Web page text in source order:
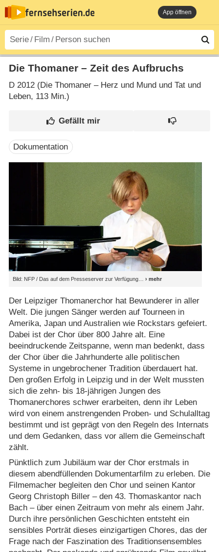
App öffnen
Die Thomaner – Zeit des Aufbruchs
D2012 (Die Thomaner – Herz und Mund und Tat und
Leben‎, 113 Min.)
Dokumentation
Bild: NFP /​ Das auf dem Presseserver zur Verfügung
Der Leipziger Thomanerchor hat Bewunderer in aller
Welt. Die jungen Sänger werden auf Tourneen in
Amerika, Japan und Australien wie Rockstars gefeiert.
Dabei ist der Chor über 800 Jahre alt. Eine
beeindruckende Zeitspanne, wenn man bedenkt, dass
der Chor über die Jahrhunderte alle politischen
Systeme in ungebrochener Tradition überdauert hat.
Den großen Erfolg in Leipzig und in der Welt mussten
sich die zehn- bis 18-jährigen Jungen des
Thomanerchores schwer erarbeiten, denn ihr Leben
wird von einem anstrengenden Proben- und Schulalltag
bestimmt und ist geprägt von den Regeln des Internats
und dem Gedanken, dass vor allem die Gemeinschaft
zählt.
Pünktlich zum Jubiläum war der Chor erstmals in
diesem abendfüllenden Dokumentarfilm zu erleben. Die
Filmemacher begleiten den Chor und seinen Kantor
Georg Christoph Biller – den 43. Thomaskantor nach
Bach – über einen Zeitraum von mehr als einem Jahr.
Durch ihre persönlichen Geschichten entsteht ein
sensibles Porträt dieses einzigartigen Chores, das der
Frage nach der Faszination des Traditionsensembles